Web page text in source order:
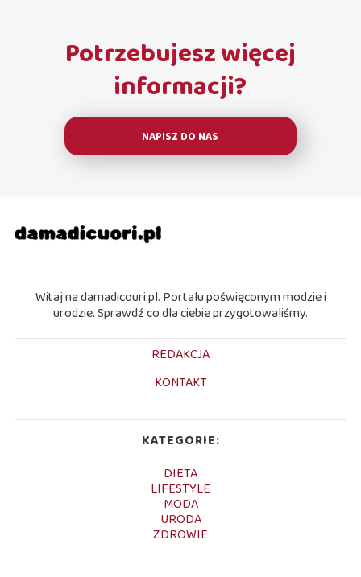
Potrzebujesz więcej
informacji?
NAPISZ DO NAS
Witaj na damadicouri.pl. Portalu poświęconym modzie i
urodzie. Sprawdź co dla ciebie przygotowaliśmy.
REDAKCJA
KONTAKT
KATEGORIE:
DIETA
LIFESTYLE
MODA
URODA
ZDROWIE